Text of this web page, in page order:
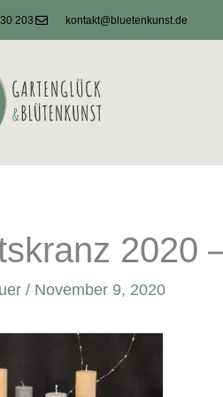
203 kontakt@bluetenkunst.de
2020
/ November 9, 2020